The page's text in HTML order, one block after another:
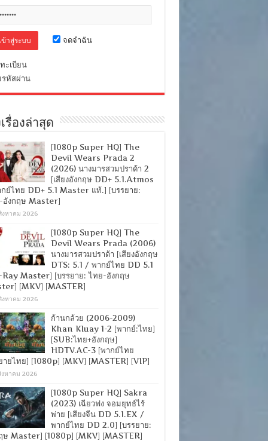
จดจำฉัน
ะเบียน
หัสผ่าน
รื่องล่าสุด
[1080p Super HQ] The
Devil Wears Prada 2
(2026) นางมารสวมปราด้า 2
[เสียงอังกฤษ DD+ 5.1.Atmos
ย์ไทย DD+ 5.1 Master แท้.] [บรรยาย:
อังกฤษ Master]
งหาคม 2026
[1080p Super HQ] The
Devil Wears Prada (2006)
นางมารสวมปราด้า [เสียงอังกฤษ
DTS: 5.1 / พากย์ไทย DD 5.1
Master] [บรรยาย: ไทย-อังกฤษ
[MKV] [MASTER]
งหาคม 2026
ก้านกล้วย (2006-2009)
Khan Kluay 1-2 [พากย์:ไทย]
[SUB:ไทย+อังกฤษ]
HDTV.AC-3 [พากย์ไทย
ายไทย] [1080p] [MKV] [MASTER] [VIP]
งหาคม 2026
[1080p Super HQ] Sakra
(2023) เฉียวฟง จอมยุทธ์ไร้
พ่าย [เสียงจีน DD 5.1.EX /
พากย์ไทย DD 2.0] [บรรยาย:
ษ Master] [1080p] [MKV] [MASTER]